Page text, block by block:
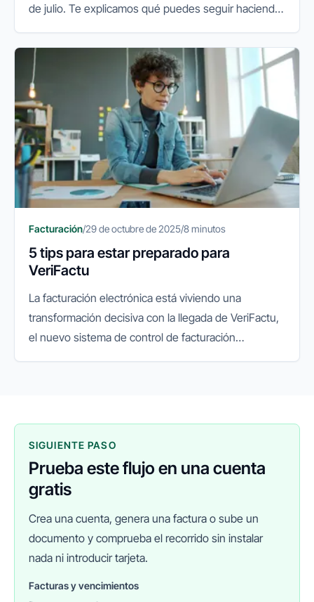
de julio. Te explicamos qué puedes seguir haciendo
Facturación/29 de octubre de 2025/8 minutos
5 tips para estar preparado para
VeriFactu
La facturación electrónica está viviendo una
transformación decisiva con la llegada de VeriFactu,
el nuevo sistema de control de facturación
SIGUIENTE PASO
Prueba este flujo en una cuenta
gratis
Crea una cuenta, genera una factura o sube un
documento y comprueba el recorrido sin instalar
nada ni introducir tarjeta.
Facturas y vencimientos